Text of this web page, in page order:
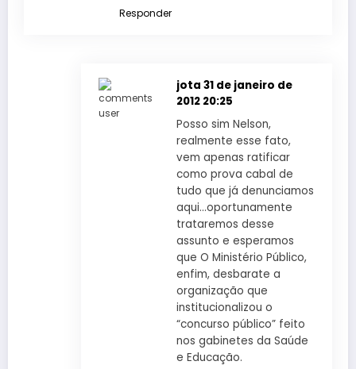
Responder
jota 31 de janeiro de
2012 20:25
Posso sim Nelson,
realmente esse fato,
vem apenas ratificar
como prova cabal de
tudo que já denunciamos
aqui…oportunamente
trataremos desse
assunto e esperamos
que O Ministério Público,
enfim, desbarate a
organização que
institucionalizou o
“concurso público” feito
nos gabinetes da Saúde
e Educação.